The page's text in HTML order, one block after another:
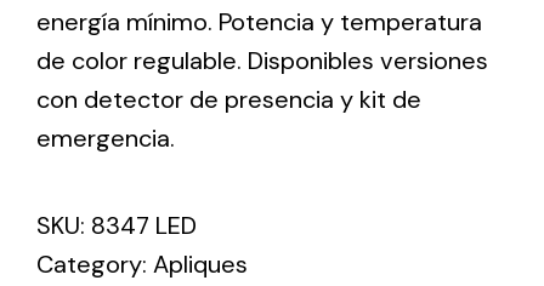
Ventilación
Amplia gama de ventiladores y equipos de
ventilación industriales
energía mínimo. Potencia y temperatura
de color regulable. Disponibles versiones
con detector de presencia y kit de
emergencia.
SKU: 8347 LED
Category: Apliques